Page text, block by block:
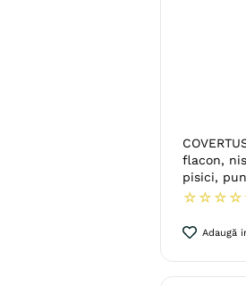
flacon,
pisici,
☆ ☆ ☆ ☆
Adaugă